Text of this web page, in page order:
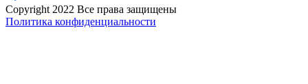
Сopyright 2022 Все права защищены
Политика конфиденциальности